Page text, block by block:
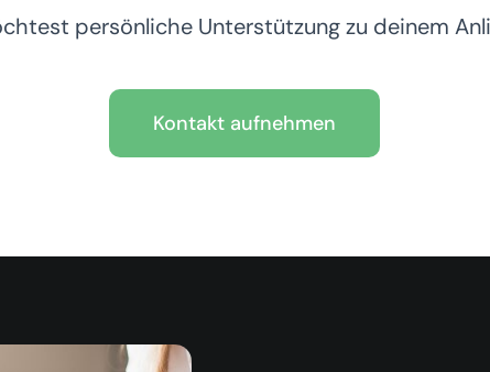
persönliche Unterstützung zu deinem
Kontakt aufnehmen